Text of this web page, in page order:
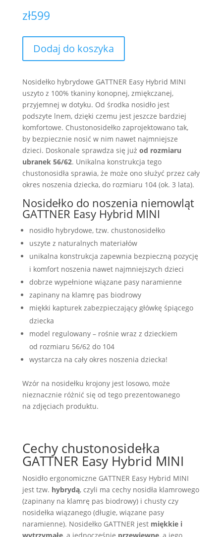
zł599
Dodaj do koszyka
Nosidełko hybrydowe GATTNER Easy Hybrid MINI
uszyto z 100% tkaniny konopnej, zmiękczanej,
przyjemnej w dotyku. Od środka nosidło jest
podszyte lnem, dzięki czemu jest jeszcze bardziej
komfortowe. Chustonosidełko zaprojektowano tak,
by bezpiecznie nosić w nim nawet najmniejsze
dzieci. Doskonale sprawdza się już od rozmiaru
ubranek 56/62. Unikalna konstrukcja tego
chustonosidła sprawia, że może ono służyć przez cały
okres noszenia dziecka, do rozmiaru 104 (ok. 3 lata).
Nosidełko do noszenia niemowląt
GATTNER Easy Hybrid MINI
nosidło hybrydowe, tzw. chustonosidełko
uszyte z naturalnych materiałów
unikalna konstrukcja zapewnia bezpieczną pozycję
i komfort noszenia nawet najmniejszych dzieci
dobrze wypełnione wiązane pasy naramienne
zapinany na klamrę pas biodrowy
miękki kapturek zabezpieczający główkę śpiącego
dziecka
model regulowany – rośnie wraz z dzieckiem
od rozmiaru 56/62 do 104
wystarcza na cały okres noszenia dziecka!
Wzór na nosidełku krojony jest losowo, może
nieznacznie różnić się od tego prezentowanego
na zdjęciach produktu.
Cechy chustonosidełka
GATTNER Easy Hybrid MINI
Nosidło ergonomiczne GATTNER Easy Hybrid MINI
jest tzw. hybrydą, czyli ma cechy nosidła klamrowego
(zapinany na klamrę pas biodrowy) i chusty czy
nosidełka wiązanego (długie, wiązane pasy
naramienne). Nosidełko GATTNER jest miękkie i